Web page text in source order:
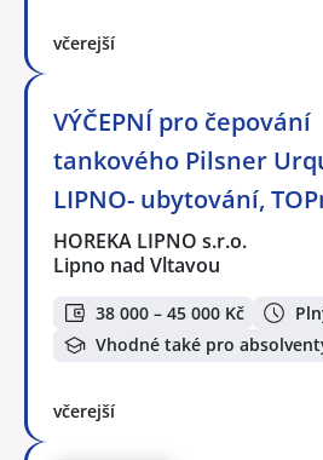
včerejší
VÝČEPNÍ pro čepování
tankového Pilsner
LIPNO- ubytování,
HOREKA LIPNO s.r.o.
Lipno nad Vltavou
38 000 – 45 000 Kč
Vhodné také pro
včerejší